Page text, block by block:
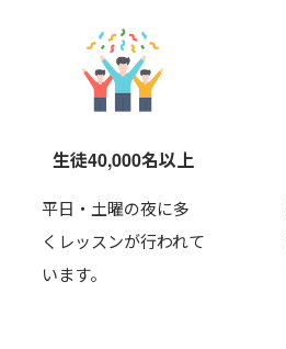
生徒40,000名以上
平日・土曜の夜に多
くレッスンが行われて
います。